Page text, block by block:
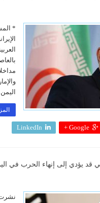
*
Google +
LinkedIn
قد يؤدي إلى إنهاء الحرب في
نشرت